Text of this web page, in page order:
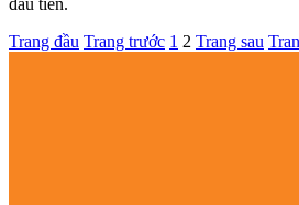
đầu tiên.
Trang đầu Trang trước 1 2 Trang sau